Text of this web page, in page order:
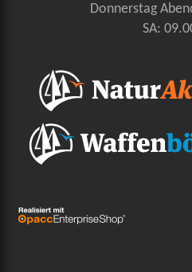
Donnerstag
SA: